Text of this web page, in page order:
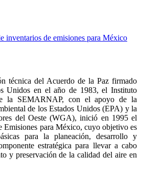
técnica del Acuerdo de la Paz firmado
Unidos en el año de 1983, el Instituto
la SEMARNAP, con el apoyo de la
de los Estados Unidos (EPA) y la
del Oeste (WGA), inició en 1995 el
Emisiones para México, cuyo objetivo es
para la planeación, desarrollo y
estratégica para llevar a cabo
y preservación de la calidad del aire en